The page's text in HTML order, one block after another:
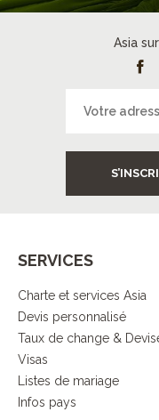
Asia
SERVICES
Charte et services Asia
Devis personnalisé
Taux de change &
Visas
Listes de mariage
Infos pays